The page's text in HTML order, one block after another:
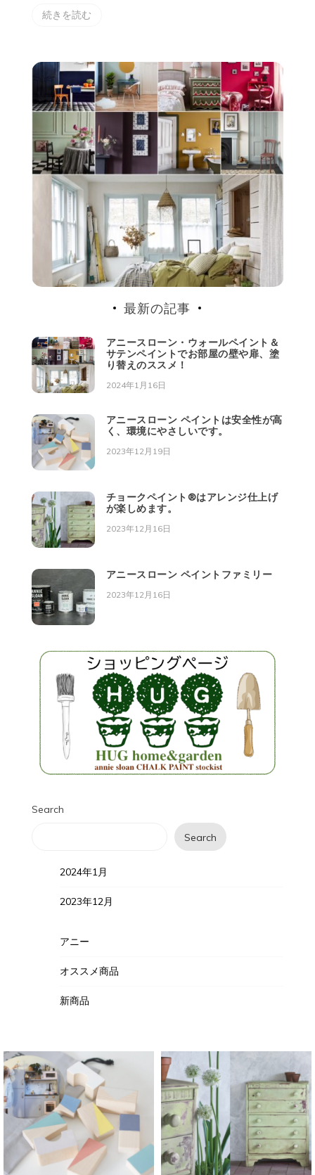
＆
サ
テ
ン
ペ
ト
で
お
部
屋
の
壁
扉、
塗
り
え
の
ス
メ！
続きを読む
最新の記事
アニースローン・ウォールペイント＆
サテンペイントでお部屋の壁や扉、塗
り替えのススメ！
2024年1月16日
アニースローン ペイントは安全性が高
く、環境にやさしいです。
2023年12月19日
チョークペイント®︎はアレンジ仕上げ
が楽しめます。
2023年12月16日
アニースローン ペイントファミリー
2023年12月16日
Search
Search
2024年1月
2023年12月
アニー
オススメ商品
新商品